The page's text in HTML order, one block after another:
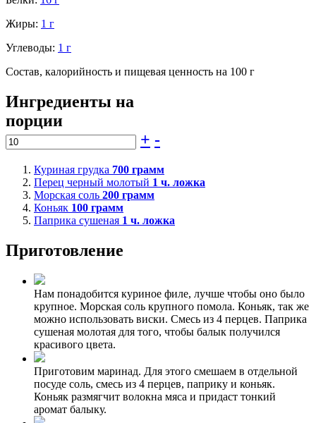
Жиры: 1 г
Углеводы: 1 г
Состав, калорийность и пищевая ценность на 100 г
Ингредиенты на
порции
+ -
Куриная грудка 700 грамм
Перец черный молотый 1 ч. ложка
Морская соль 200 грамм
Коньяк 100 грамм
Паприка сушеная 1 ч. ложка
Приготовление
Нам понадобится куриное филе, лучше чтобы оно было
крупное. Морская соль крупного помола. Коньяк, так же
можно использовать виски. Смесь из 4 перцев. Паприка
сушеная молотая для того, чтобы балык получился
красивого цвета.
Приготовим маринад. Для этого смешаем в отдельной
посуде соль, смесь из 4 перцев, паприку и коньяк.
Коньяк размягчит волокна мяса и придаст тонкий
аромат балыку.